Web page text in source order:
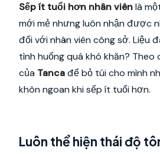
Sếp ít tuổi hơn nhân viênlà
mới mẻ nhưng luôn nhận được
đối với nhân viên công sở. Liệu
tình huống quá khó khăn? Theo
của Tancađể bỏ túi cho mình
khôn ngoan khi sếp ít tuổi hơn.
Luôn thể hiện thái độ